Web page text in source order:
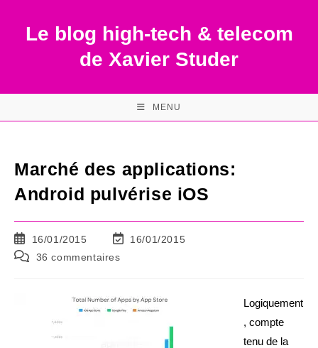
contentLe blog high-tech & telecom
de Xavier Studer
MENU
Marché des applications:
Android pulvérise iOS
Publication
publiée :
16/01/2015
Dernière
16/01/2015
Commentaires
publication :
36 commentaires
Logiquement
, compte
tenu de la